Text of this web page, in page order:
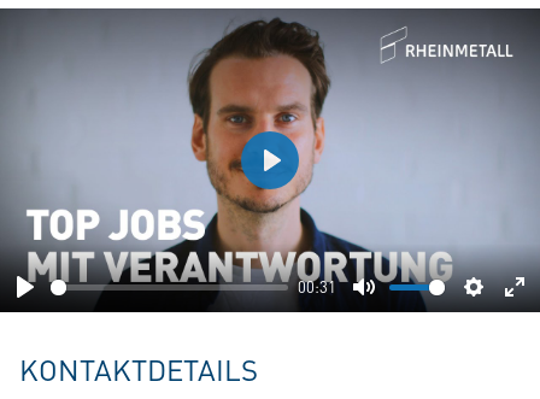
Play
00:31
Mute
Play
KONTAKTDETAILS